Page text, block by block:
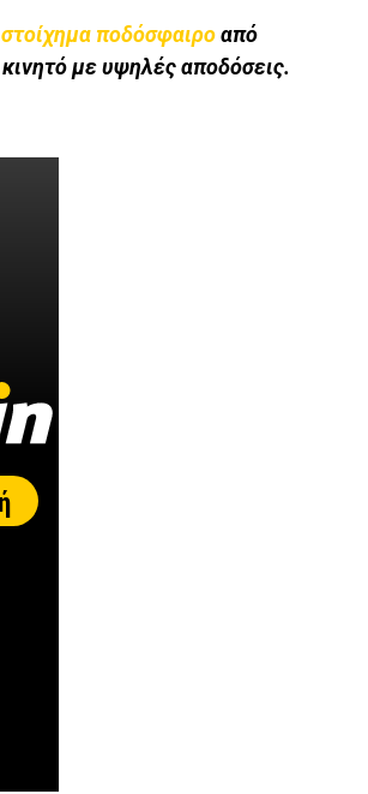
στοίχημα ποδόσφαιροαπό
με υψηλές αποδόσεις.